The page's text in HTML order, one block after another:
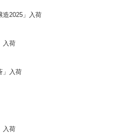
2025」入荷
入荷
」入荷
荷